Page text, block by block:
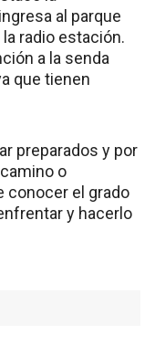
al parque
radio estación.
a la senda
que tienen
preparados y por
o
conocer el grado
y hacerlo